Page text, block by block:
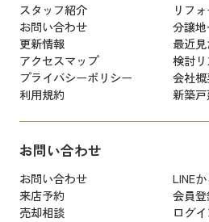
スタッフ紹介
リフ
お問い合わせ
分譲
更新情報
最近
アクセスマップ
検討リ
プライバシーポリシー
会社
利用規約
新築
お問い合わせ
お問い合わせ
LINE
来店予約
会員
売却相談
ログ